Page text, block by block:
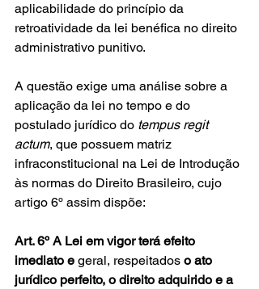
aplicabilidade do princípio da
retroatividade da lei benéfica no direito
administrativo punitivo.
A questão exige uma análise sobre a
aplicação da lei no tempo e do
postulado jurídico do tempus regit
actum, que possuem matriz
infraconstitucional na Lei de Introdução
às normas do Direito Brasileiro, cujo
artigo 6º assim dispõe:
Art. 6º A Lei em vigor terá efeito
imediato e geral, respeitados o ato
jurídico perfeito, o direito adquirido e a